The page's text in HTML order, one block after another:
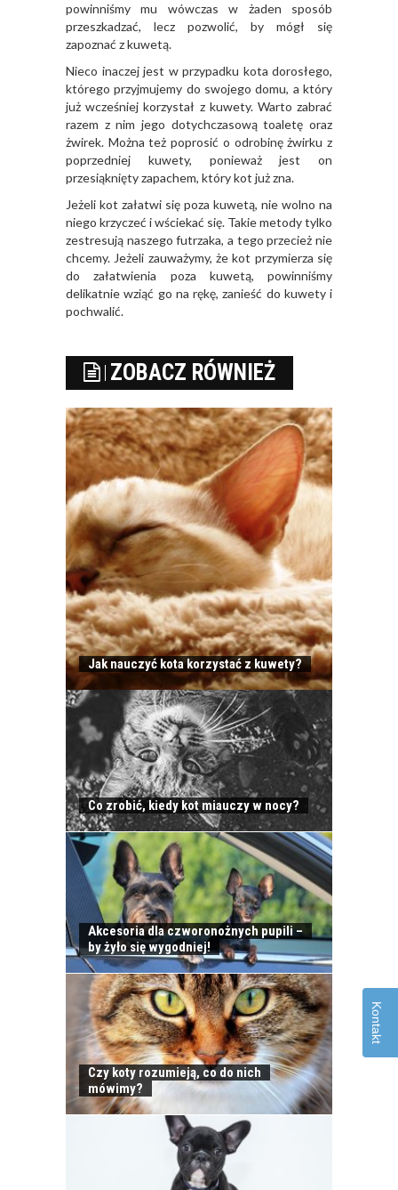
powinniśmy mu wówczas w żaden sposób
przeszkadzać, lecz pozwolić, by mógł się
zapoznać z kuwetą.
Nieco inaczej jest w przypadku kota dorosłego,
którego przyjmujemy do swojego domu, a który
już wcześniej korzystał z kuwety. Warto zabrać
razem z nim jego dotychczasową toaletę oraz
żwirek. Można też poprosić o odrobinę żwirku z
poprzedniej kuwety, ponieważ jest on
przesiąknięty zapachem, który kot już zna.
Jeżeli kot załatwi się poza kuwetą, nie wolno na
niego krzyczeć i wściekać się. Takie metody tylko
zestresują naszego futrzaka, a tego przecież nie
chcemy. Jeżeli zauważymy, że kot przymierza się
do załatwienia poza kuwetą, powinniśmy
delikatnie wziąć go na rękę, zanieść do kuwety i
pochwalić.
ZOBACZ RÓWNIEŻ
Jak nauczyć kota korzystać z kuwety?
Co zrobić, kiedy kot miauczy w nocy?
Akcesoria dla czworonożnych pupili –
by żyło się wygodniej!
Czy koty rozumieją, co do nich
mówimy?
OPIEKA NAD KOTEM
PODCZAS
NIEOBECNOŚCI W
DOMU
KLESZCZE U KOTÓW
ZATRUCIA U KOTÓW
Kontakt